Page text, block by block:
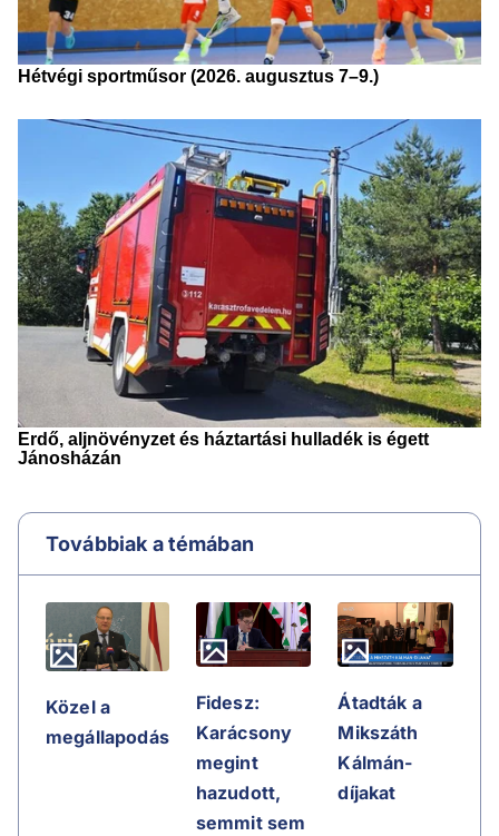
Továbbiak a témában
Közel a
megállapodás
Fidesz:
Karácsony
megint
hazudott,
semmit sem
Átadták a
Mikszáth
Kálmán-
díjakat